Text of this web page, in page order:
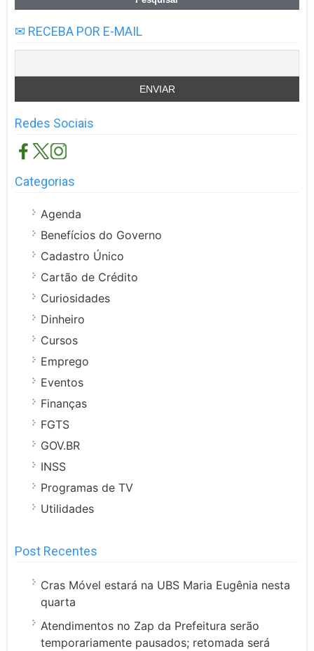
✉ RECEBA POR E-MAIL
Redes Sociais
Categorias
Agenda
Benefícios do Governo
Cadastro Único
Cartão de Crédito
Curiosidades
Dinheiro
Cursos
Emprego
Eventos
Finanças
FGTS
GOV.BR
INSS
Programas de TV
Utilidades
Post Recentes
Cras Móvel estará na UBS Maria Eugênia nesta
quarta
Atendimentos no Zap da Prefeitura serão
temporariamente pausados; retomada será